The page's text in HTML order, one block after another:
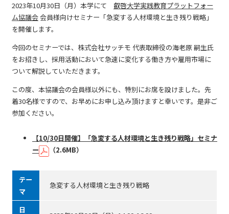
2023年10月30日（月）本学にて 叡啓大学実践教育プラットフォー
ム協議会会員様向けセミナー「急変する人材環境と生き残り戦略」
を開催します。
今回のセミナーでは、株式会社サッチモ 代表取締役の海老原 嗣生氏
をお招きし、採用活動において急速に変化する働き方や雇用市場に
ついて解説していただきます。
この度、本協議会の会員様以外にも、特別にお席を設けました。先
着30名様ですので、お早めにお申し込み頂けますと幸いです。是非ご
参加ください。
【10/30日開催】「急変する人材環境と生き残り戦略」セミナ
ー
（2.6MB）
テー
マ
急変する人材環境と生き残り戦略
日